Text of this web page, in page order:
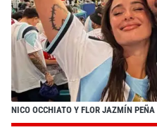
NICO OCCHIATO Y FLOR JAZMÍN PEÑA